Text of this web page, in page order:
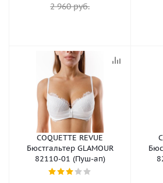
2 960 руб.
COQUETTE REVUE
Бюстгальтер GLAMOUR
82110-01 (Пуш-ап)